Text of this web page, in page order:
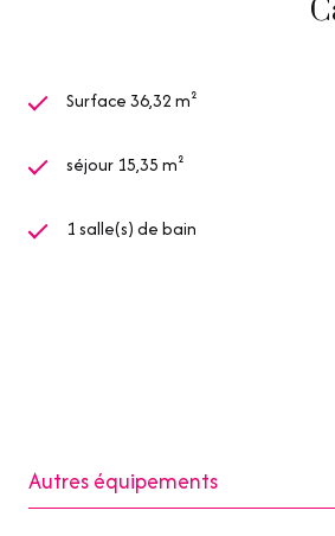
Surface 36,32 m²
séjour 15,35 m²
1 salle(s) de bain
terrasse
Autres équipements